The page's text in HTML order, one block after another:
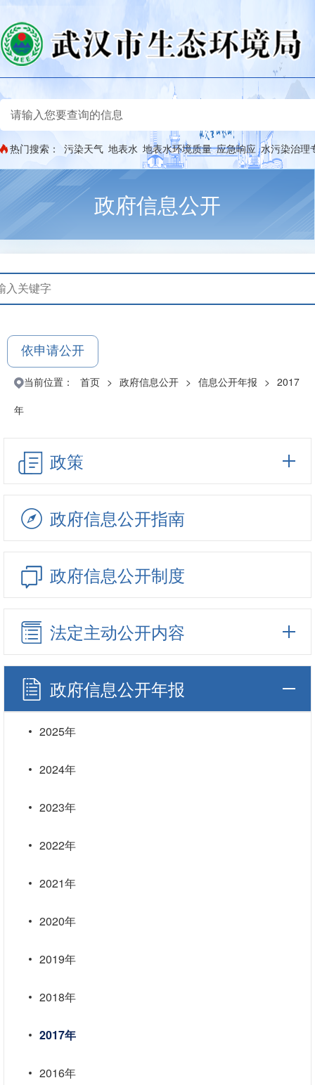
热门搜索： 污染天气 地表水 地表水环境质量 应急响应 水污染治理
政府信息公开
依申请公开
当前位置： 首页 > 政府信息公开 > 信息公开年报 > 2017
年
政策
政府信息公开指南
政府信息公开制度
法定主动公开内容
政府信息公开年报
2025年
2024年
2023年
2022年
2021年
2020年
2019年
2018年
2017年
2016年